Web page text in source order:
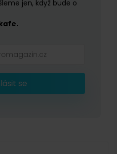
jen, když bude o
se